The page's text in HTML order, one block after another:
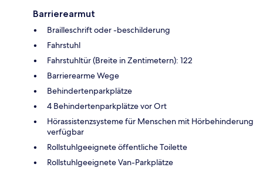
Barrierearmut
Brailleschrift oder -beschilderung
Fahrstuhl
Fahrstuhltür (Breite in Zentimetern): 122
Barrierearme Wege
Behindertenparkplätze
4 Behindertenparkplätze vor Ort
Hörassistenzsysteme für Menschen mit Hörbehinderung
verfügbar
Rollstuhlgeeignete öffentliche Toilette
Rollstuhlgeeignete Van-Parkplätze